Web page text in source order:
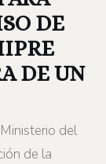
DE
DE UN
del
de la